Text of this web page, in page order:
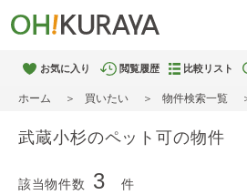
お気に入り 閲覧履歴 比較リスト
ホーム 買いたい 物件検索一覧
武蔵小杉のペット可の物件
該当物件数 3 件